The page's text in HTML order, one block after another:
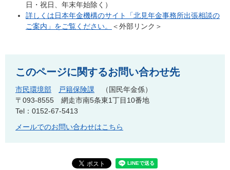
日・祝日、年末年始除く）
詳しくは日本年金機構のサイト「北見年金事務所出張相談の
ご案内」をご覧ください。
＜外部リンク＞
このページに関するお問い合わせ先
市民環境部 戸籍保険課
国民年金係
〒093-8555
網走市南5条東1丁目10番地
Tel：0152-67-5413
メールでのお問い合わせはこちら